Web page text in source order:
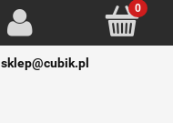
sklep@cubik.pl